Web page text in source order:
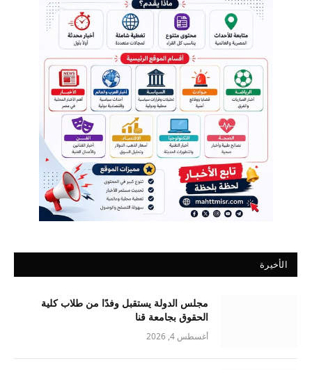
الأخيرة
مجلس الدولة يستقبل وفدًا من طلاب كلية
الحقوق بجامعة قنا
أغسطس 4, 2026